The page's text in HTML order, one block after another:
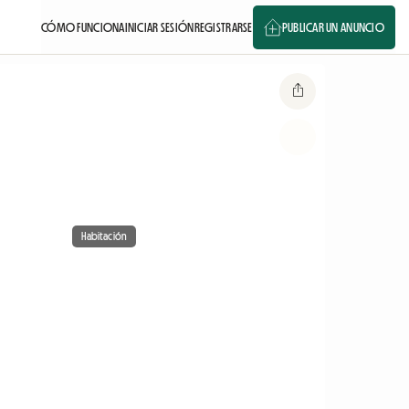
CÓMO FUNCIONAINICIAR SESIÓNREGISTRARSE PUBLICAR UN ANUNCIO
Habitación